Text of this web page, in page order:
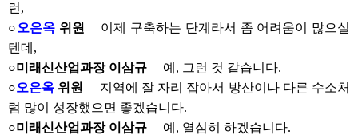
런,
○오은옥위원
이제 구축하는 단계라서 좀 어려움이 많으실
텐데,
○미래신산업과장 이삼규
예, 그런 것 같습니다.
○오은옥 위원
지역에 잘 자리 잡아서 방산이나 다른 수소처
럼 많이 성장했으면 좋겠습니다.
○미래신산업과장 이삼규
예, 열심히 하겠습니다.